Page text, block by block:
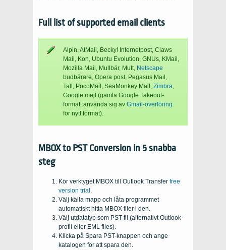
Full list of supported email clients
Alpin, AtMail, Becky! Internetpost, Claws
Mail, Kon, Ubuntu Evolution, GNUs, KMail,
Mozilla Mail, Mullbär, Mutt, Netscape
budbärare, Opera post, Pegasus Mail,
Tall, PocoMail, SeaMonkey Mail, Zimbra,
Google mejl (gamla Google Takeout-
format, använda sig av Gmail-överföring
för nytt format).
MBOX to PST Conversion in 5 snabba
steg
Kör verktyget MBOX till Outlook Transfer free
version trial .
Välj källa mapp och låta programmet
automatiskt hitta MBOX filer i den.
Välj utdatatyp som PST-fil (alternativt Outlook-
profil eller EML files).
Klicka på Spara PST-knappen och ange
katalogen för att spara den.